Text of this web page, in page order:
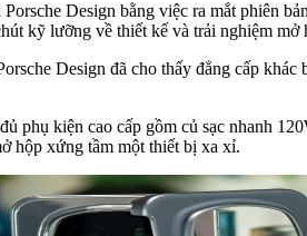
Design bằng việc ra mắt phiên
kỹ lưỡng về thiết kế và trải nghiệm mở
Design đã cho thấy đẳng cấp
phụ kiện cao cấp gồm củ sạc nhanh
hộp xứng tầm một thiết bị xa xỉ.